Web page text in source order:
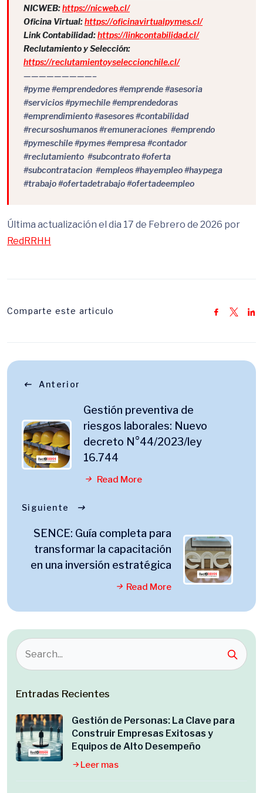
NICWEB:https://nicweb.cl/
Oficina Virtual:https://oficinavirtualpymes.cl/
Link Contabilidad:https://linkcontabilidad.cl/
Reclutamiento y Selección:
https://reclutamientoyseleccionchile.cl/
—————————–
#pyme #emprendedores #emprende #asesoria
#servicios #pymechile #emprendedoras
#emprendimiento #asesores #contabilidad
#recursoshumanos #remuneraciones #emprendo
#pymeschile #pymes #empresa #contador
#reclutamiento #subcontrato #oferta
#subcontratacion #empleos #hayempleo #haypega
#trabajo #ofertadetrabajo #ofertadeempleo
Última actualización el dia 17 de Febrero de 2026 por
RedRRHH
Comparte este articulo
Anterior
Gestión preventiva de
riesgos laborales: Nuevo
decreto N°44/2023/ley
16.744
Read More
Siguiente
SENCE: Guía completa para
transformar la capacitación
en una inversión estratégica
Read More
Entradas Recientes
Gestión de Personas: La Clave para
Construir Empresas Exitosas y
Equipos de Alto Desempeño
Leer mas